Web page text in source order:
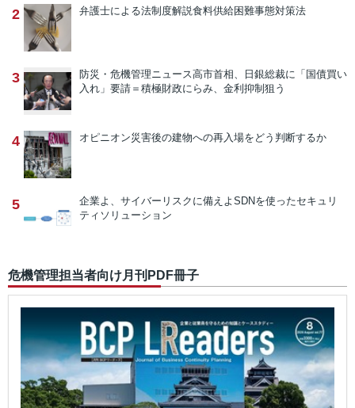
2 弁護士による法制度解説食料供給困難事態対策法
3 防災・危機管理ニュース高市首相、日銀総裁に「国債買い
入れ」要請＝積極財政にらみ、金利抑制狙う
4 オピニオン災害後の建物への再入場をどう判断するか
5 企業よ、サイバーリスクに備えよ SDNを使ったセキュリ
ティソリューション
危機管理担当者向け月刊PDF冊子